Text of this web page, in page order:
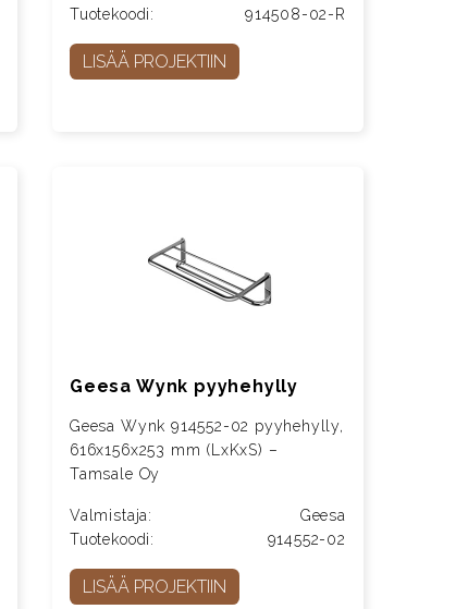
Tuotekoodi:
914508-02-R
LISÄÄ PROJEKTIIN
Geesa Wynk pyyhehylly
Geesa Wynk 914552-02 pyyhehylly,
616x156x253 mm (LxKxS) –
Tamsale Oy
Valmistaja:
Geesa
Tuotekoodi:
914552-02
LISÄÄ PROJEKTIIN